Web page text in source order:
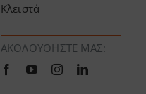
Κλειστά
ΑΚΟΛΟΥΘΉΣΤΕ ΜΑΣ: